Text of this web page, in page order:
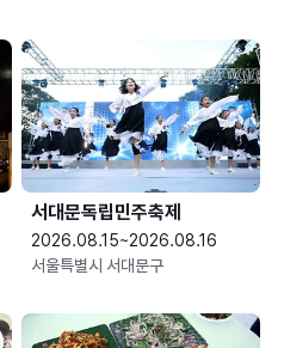
서대문독립민주축제
2026.08.15~2026.08.16
서울특별시 서대문구